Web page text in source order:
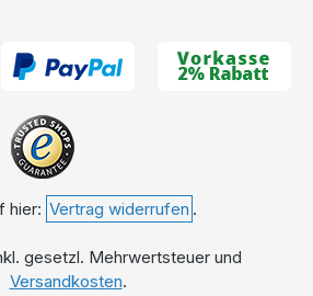
hier: Vertrag widerrufen .
gesetzl. Mehrwertsteuer und
Versandkosten.